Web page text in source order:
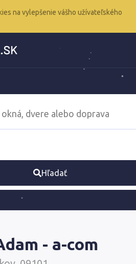
na vylepšenie vášho užívateľského
Hľadať
- a-com